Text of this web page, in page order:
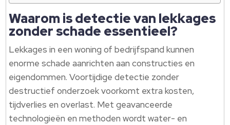
Waarom is detectie van lekkages
zonder schade essentieel?
Lekkages in een woning of bedrijfspand kunnen
enorme schade aanrichten aan constructies en
eigendommen.​ Voortijdige detectie zonder
destructief onderzoek voorkomt extra kosten,
tijdverlies en overlast.​ Met geavanceerde
technologieën en methoden wordt water- en